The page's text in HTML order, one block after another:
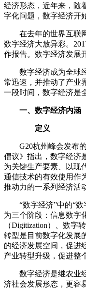
经济形态，近年来，随
字化问题，数字经济开
在去年的世界互联网
数字经济大放异彩。
作报告。数字经济发展
数字经济成为全球经
常迅速，并推动了产业
一段时间，数字经济是
一、数字经济内涵
定义
G20杭州峰会发布的
倡议》指出，数字经济
为关键生产要素、以现
通信技术的有效使用作
推动力的一系列经济活
“数字经济”中的“数
为三个阶段：信息数字
（Digitization）、数字
转型是目前数字化发展
的经济发展空间，促进
产业转型升级，促进整
数字经济是继农业经
济社会发展形态，更容